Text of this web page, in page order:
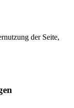
der Seite,